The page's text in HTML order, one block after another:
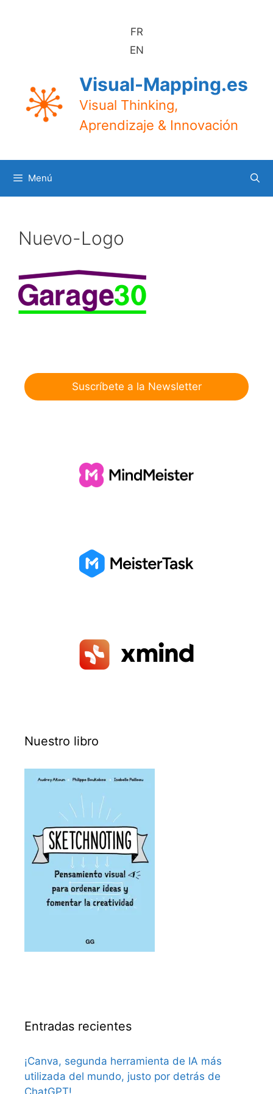
FR
EN
Visual-Mapping.es
Visual Thinking,
Aprendizaje & Innovación
Menú
Nuevo-Logo
Suscríbete a la Newsletter
Nuestro libro
Entradas recientes
¡Canva, segunda herramienta de IA más
utilizada del mundo, justo por detrás de
ChatGPT!